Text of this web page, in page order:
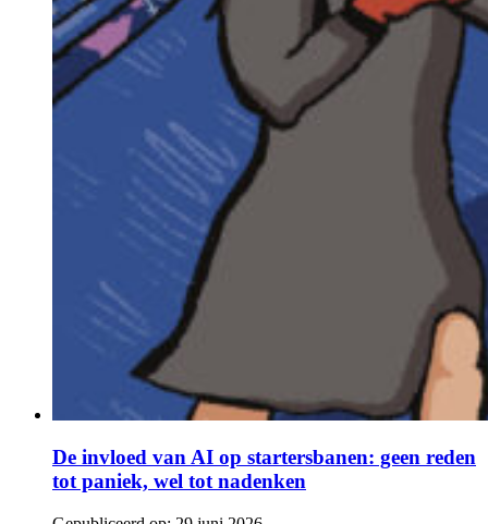
De invloed van AI op startersbanen: geen reden
tot paniek, wel tot nadenken